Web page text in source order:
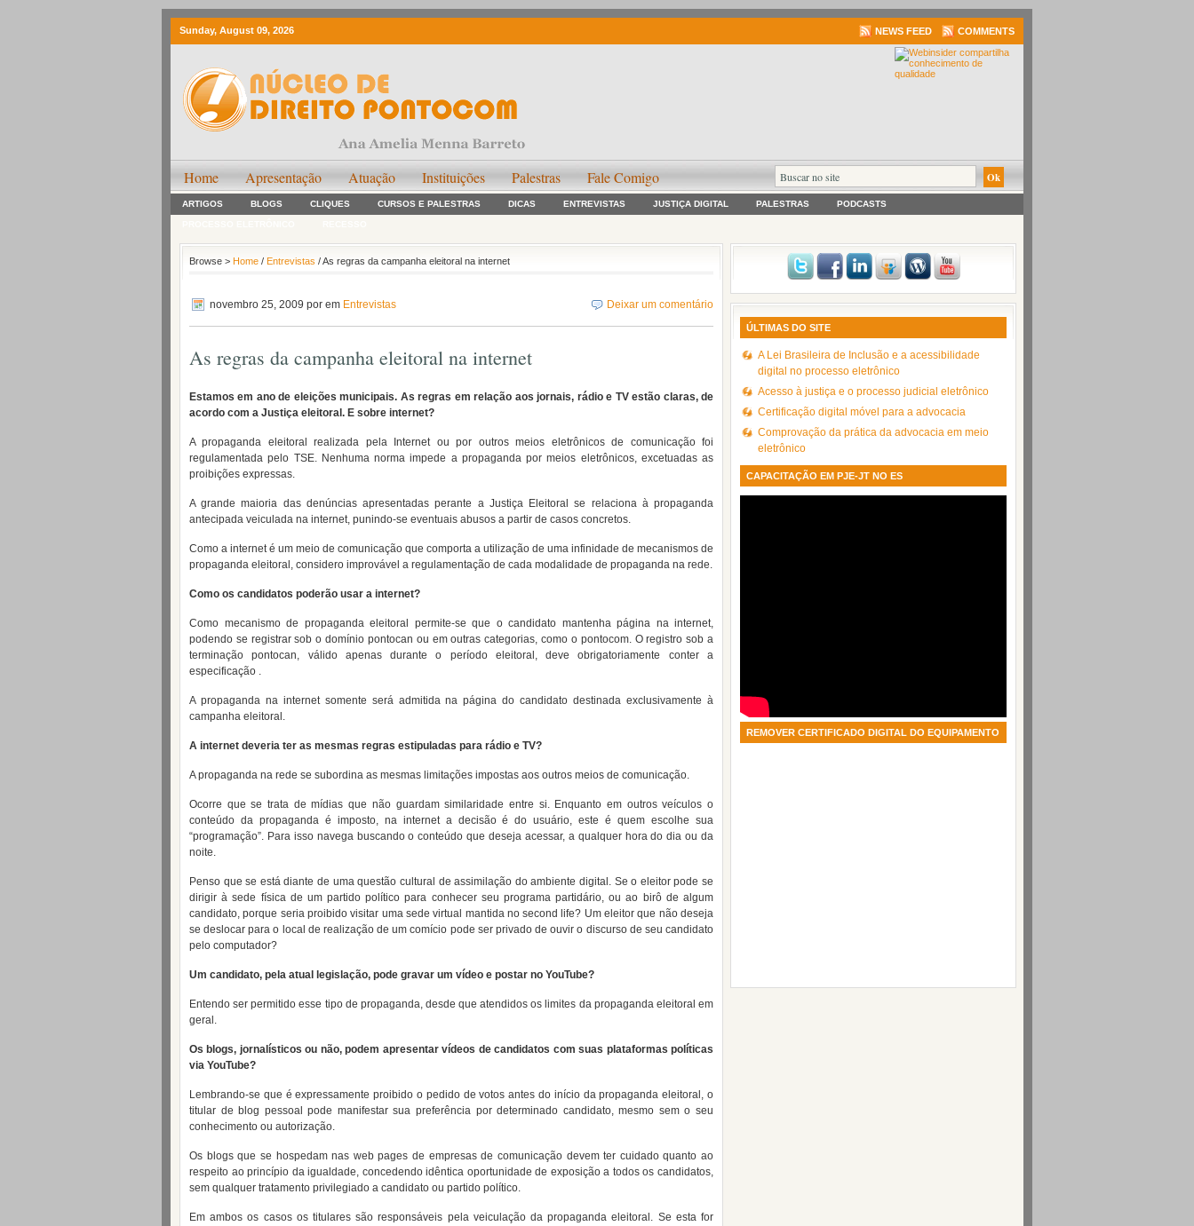
Sunday, August 09, 2026 NEWS FEED COMMENTS
Home Apresentação Atuação Instituições Palestras Fale Comigo
ARTIGOS BLOGS CLIQUES CURSOS E PALESTRAS DICAS ENTREVISTAS JUSTIÇA DIGITAL PALESTRAS PODCASTS
Browse > Home / Entrevistas / As regras da campanha eleitoral na internet
novembro 25, 2009 por em Entrevistas Deixar um comentário
As regras da campanha eleitoral na internet
Estamos em ano de eleições municipais. As regras em relação aos jornais, rádio e TV estão claras, de
acordo com a Justiça eleitoral. E sobre internet?
A propaganda eleitoral realizada pela Internet ou por outros meios eletrônicos de comunicação foi
regulamentada pelo TSE. Nenhuma norma impede a propaganda por meios eletrônicos, excetuadas as
proibições expressas.
A grande maioria das denúncias apresentadas perante a Justiça Eleitoral se relaciona à propaganda
antecipada veiculada na internet, punindo-se eventuais abusos a partir de casos concretos.
Como a internet é um meio de comunicação que comporta a utilização de uma infinidade de mecanismos de
propaganda eleitoral, considero improvável a regulamentação de cada modalidade de propaganda na rede.
Como os candidatos poderão usar a internet?
Como mecanismo de propaganda eleitoral permite-se que o candidato mantenha página na internet,
podendo se registrar sob o domínio pontocan ou em outras categorias, como o pontocom. O registro sob a
terminação pontocan, válido apenas durante o período eleitoral, deve obrigatoriamente conter a
especificação .
A propaganda na internet somente será admitida na página do candidato destinada exclusivamente à
campanha eleitoral.
A internet deveria ter as mesmas regras estipuladas para rádio e TV?
A propaganda na rede se subordina as mesmas limitações impostas aos outros meios de comunicação.
Ocorre que se trata de mídias que não guardam similaridade entre si. Enquanto em outros veículos o
conteúdo da propaganda é imposto, na internet a decisão é do usuário, este é quem escolhe sua
“programação”. Para isso navega buscando o conteúdo que deseja acessar, a qualquer hora do dia ou da
noite.
Penso que se está diante de uma questão cultural de assimilação do ambiente digital. Se o eleitor pode se
dirigir à sede física de um partido político para conhecer seu programa partidário, ou ao birô de algum
candidato, porque seria proibido visitar uma sede virtual mantida no second life? Um eleitor que não deseja
se deslocar para o local de realização de um comício pode ser privado de ouvir o discurso de seu candidato
pelo computador?
Um candidato, pela atual legislação, pode gravar um vídeo e postar no YouTube?
Entendo ser permitido esse tipo de propaganda, desde que atendidos os limites da propaganda eleitoral em
geral.
Os blogs, jornalísticos ou não, podem apresentar vídeos de candidatos com suas plataformas políticas
via YouTube?
Lembrando-se que é expressamente proibido o pedido de votos antes do início da propaganda eleitoral, o
titular de blog pessoal pode manifestar sua preferência por determinado candidato, mesmo sem o seu
conhecimento ou autorização.
Os blogs que se hospedam nas web pages de empresas de comunicação devem ter cuidado quanto ao
respeito ao princípio da igualdade, concedendo idêntica oportunidade de exposição a todos os candidatos,
sem qualquer tratamento privilegiado a candidato ou partido político.
Em ambos os casos os titulares são responsáveis pela veiculação da propaganda eleitoral. Se esta for
ÚLTIMAS DO SITE
A Lei Brasileira de Inclusão e a acessibilidade
digital no processo eletrônico
Acesso à justiça e o processo judicial eletrônico
Certificação digital móvel para a advocacia
Comprovação da prática da advocacia em meio
eletrônico
CAPACITAÇÃO EM PJE-JT NO ES
REMOVER CERTIFICADO DIGITAL DO EQUIPAMENTO